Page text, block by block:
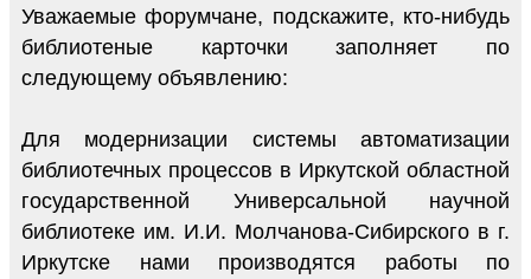
Уважаемые форумчане, подскажите, кто-нибудь
библиотеные карточки заполняет по
следующему объявлению:
Для модернизации системы автоматизации
библиотечных процессов в Иркутской областной
государственной Универсальной научной
библиотеке им. И.И. Молчанова-Сибирского в г.
Иркутске нами производятся работы по